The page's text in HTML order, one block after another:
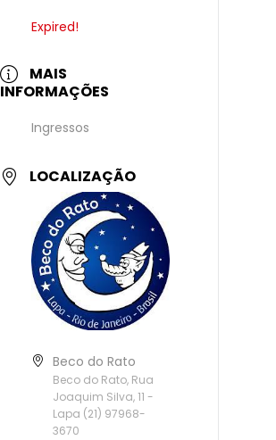
Expired!
MAIS
INFORMAÇÕES
Ingressos
LOCALIZAÇÃO
Beco do Rato
Beco do Rato, Rua
Joaquim Silva, 11 -
Lapa (21) 97968-
3670